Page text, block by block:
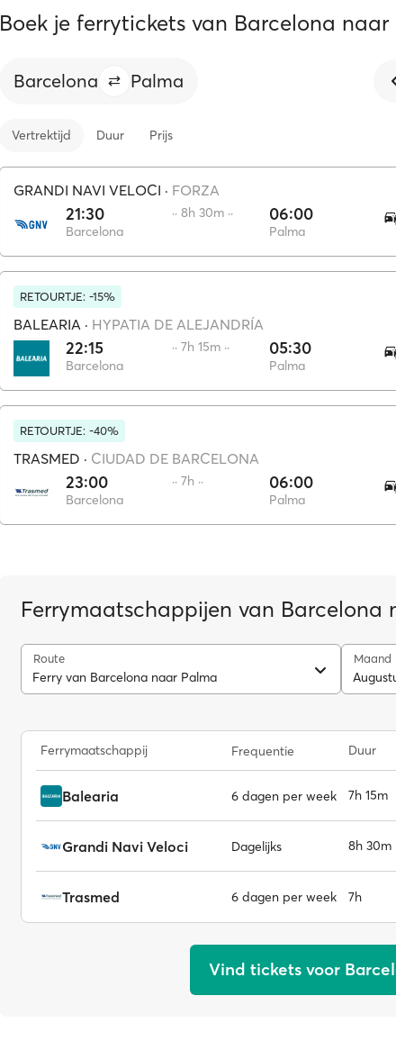
Boek je ferrytickets van Barcelona naar
Barcelona Palma
Vertrektijd Duur Prijs
GRANDI NAVI VELOCI · FORZA
21:30
Barcelona
·· 8h 30m ·· 06:00
Palma
RETOURTJE: -15%
BALEARIA · HYPATIA DE ALEJANDRÍA
22:15
Barcelona
·· 7h 15m ·· 05:30
Palma
RETOURTJE: -40%
TRASMED · CIUDAD DE BARCELONA
23:00
Barcelona
·· 7h ·· 06:00
Palma
Ferrymaatschappijen van Barcelona
Route
Ferry van Barcelona naar Palma
Maand
Ferrymaatschappij Frequentie Duur
Balearia 6 dagen per week 7h 15m
Grandi Navi Veloci Dagelijks 8h 30m
Trasmed 6 dagen per week 7h
Vind tickets voor